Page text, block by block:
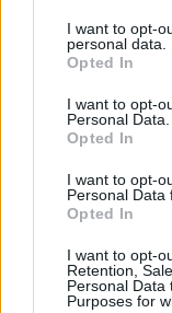
I want to opt-
personal data.
Opted In
I want to opt-
Personal Data.
Opted In
I want to opt-
Personal Data
Opted In
I want to opt-
Retention,
Personal Data
Purposes for
drammatico
tassello, forse il
del sistema
Italia. Lo Stato
Per aumentare
non serve “più